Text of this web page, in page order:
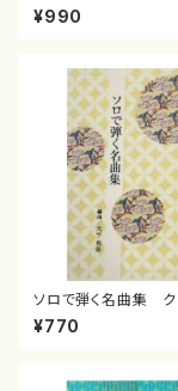
スメドレー( 箏2/大
曲/楽譜）
¥990
ソロで弾く名曲集 ク
イブ／恋人がサンタ
箏独奏 /大平光美
¥770